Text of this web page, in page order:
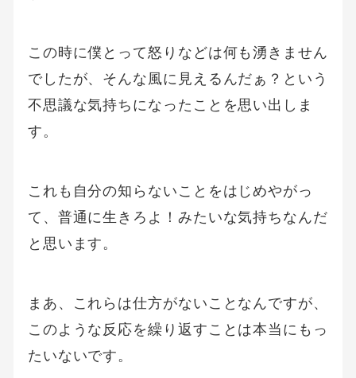
この時に僕とって怒りなどは何も湧きません
でしたが、そんな風に見えるんだぁ？という
不思議な気持ちになったことを思い出しま
す。
これも自分の知らないことをはじめやがっ
て、普通に生きろよ！みたいな気持ちなんだ
と思います。
まあ、これらは仕方がないことなんですが、
このような反応を繰り返すことは本当にもっ
たいないです。